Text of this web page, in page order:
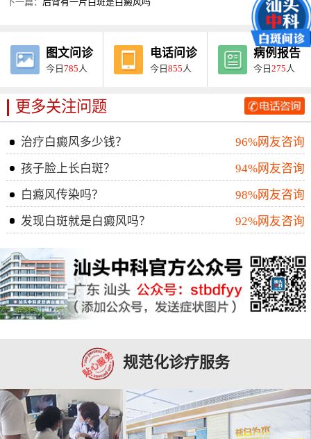
图文问诊
今日785 人
电话问诊
今日855 人
病例报告
今日275 人
更多关注问题
治疗白癜风多少钱？
96%网友咨询
孩子脸上长白斑？
94%网友咨询
白癜风传染吗？
98%网友咨询
发现白斑就是白癜风吗？
92%网友咨询
规范化诊疗服务